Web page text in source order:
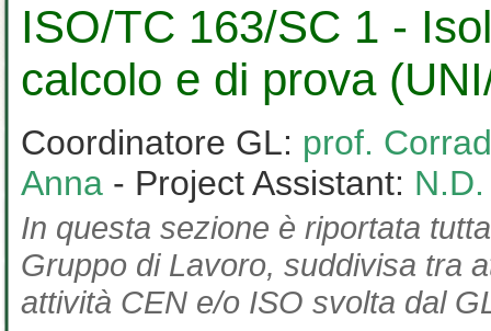
ISO/TC 163/SC 1 -
calcolo e di prova
Coordinatore GL: prof.
Anna - Project Assistant: N.D.
In questa sezione è riportata
Gruppo di Lavoro, suddivisa tra
attività CEN e/o ISO svolta dal